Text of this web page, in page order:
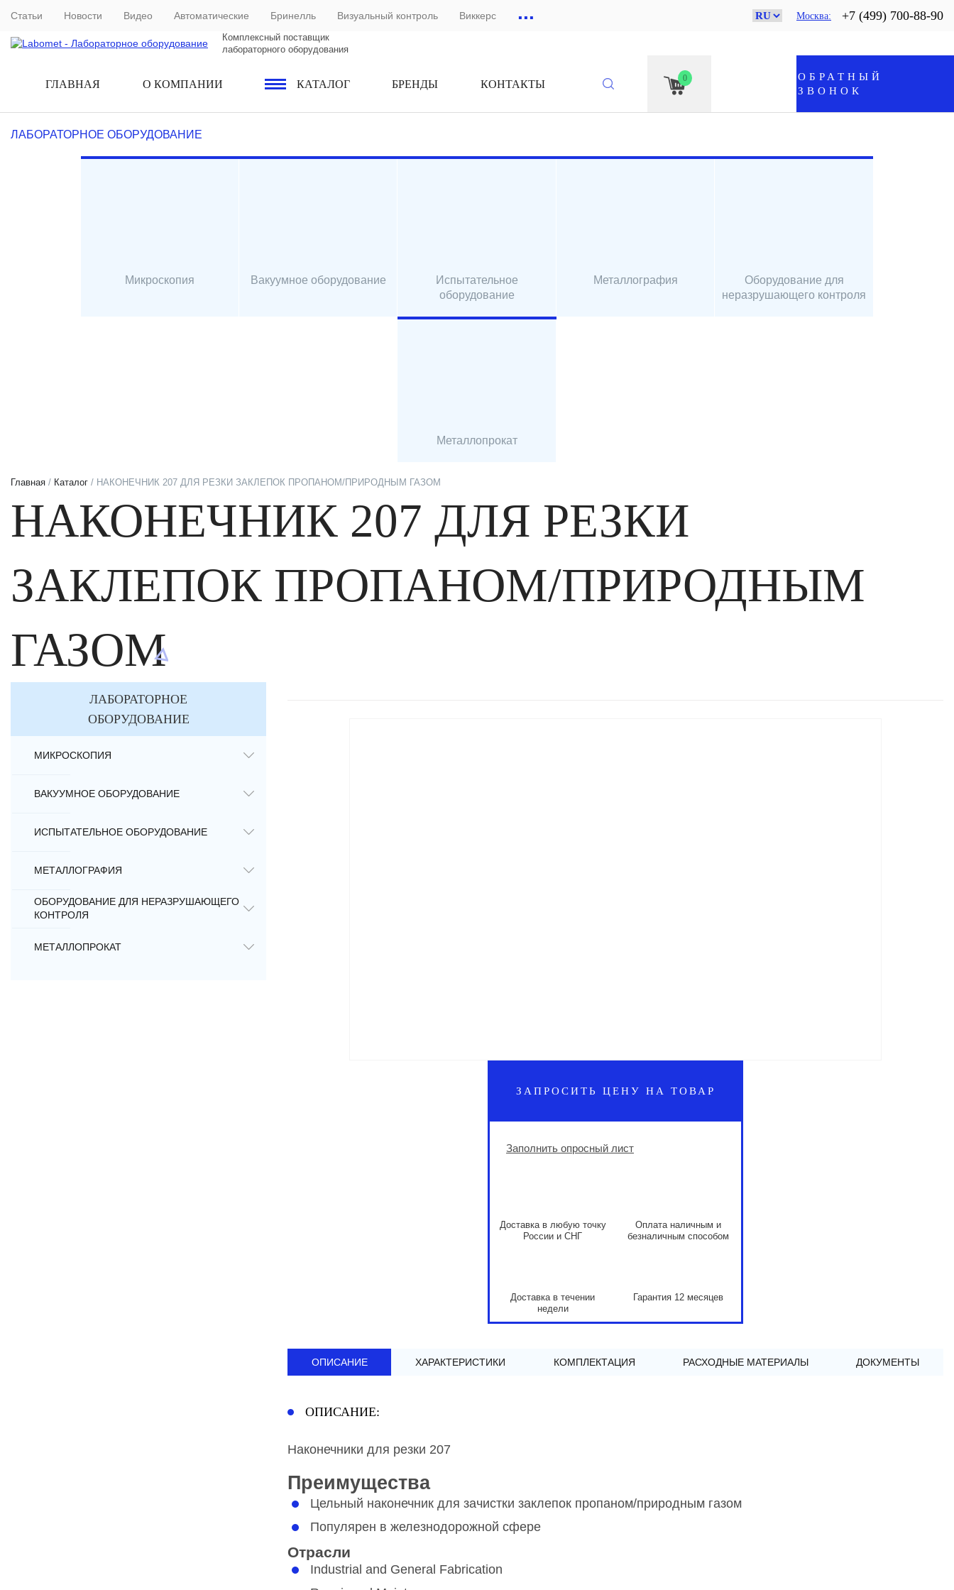
Статьи Новости Видео Автоматические Бринелль Визуальный контроль Виккерс ... Москва +7 (499) 700-88-90
Комплексный поставщик
лабораторного оборудования
ГЛАВНАЯ О КОМПАНИИ КАТАЛОГ БРЕНДЫ КОНТАКТЫ 0
ОБРАТНЫЙ
ЗВОНОК
ЛАБОРАТОРНОЕ ОБОРУДОВАНИЕ
Микроскопия Вакуумное оборудование
Испытательное
оборудование
Металлография
Оборудование для
неразрушающего контроля
Металлопрокат
Главная / Каталог / НАКОНЕЧНИК 207 ДЛЯ РЕЗКИ ЗАКЛЕПОК ПРОПАНОМ/ПРИРОДНЫМ ГАЗОМ
НАКОНЕЧНИК 207 ДЛЯ РЕЗКИ
ЗАКЛЕПОК ПРОПАНОМ/ПРИРОДНЫМ
ГАЗОМ
ЗАПРОСИТЬ ЦЕНУ НА ТОВАР
Заполнить опросный лист
Доставка в любую точку
России и СНГ
Оплата наличным и
безналичным способом
Доставка в течении
недели
Гарантия 12 месяцев
ОПИСАНИЕ ХАРАКТЕРИСТИКИ КОМПЛЕКТАЦИЯ РАСХОДНЫЕ МАТЕРИАЛЫ ДОКУМЕНТЫ
ОПИСАНИЕ:
Наконечники для резки 207
Преимущества
Цельный наконечник для зачистки заклепок пропаном/природным газом
Популярен в железнодорожной сфере
Отрасли
Industrial and General Fabrication
ЛАБОРАТОРНОЕ
ОБОРУДОВАНИЕ
МИКРОСКОПИЯ
ВАКУУМНОЕ ОБОРУДОВАНИЕ
ИСПЫТАТЕЛЬНОЕ ОБОРУДОВАНИЕ
МЕТАЛЛОГРАФИЯ
ОБОРУДОВАНИЕ ДЛЯ НЕРАЗРУШАЮЩЕГО
КОНТРОЛЯ
МЕТАЛЛОПРОКАТ